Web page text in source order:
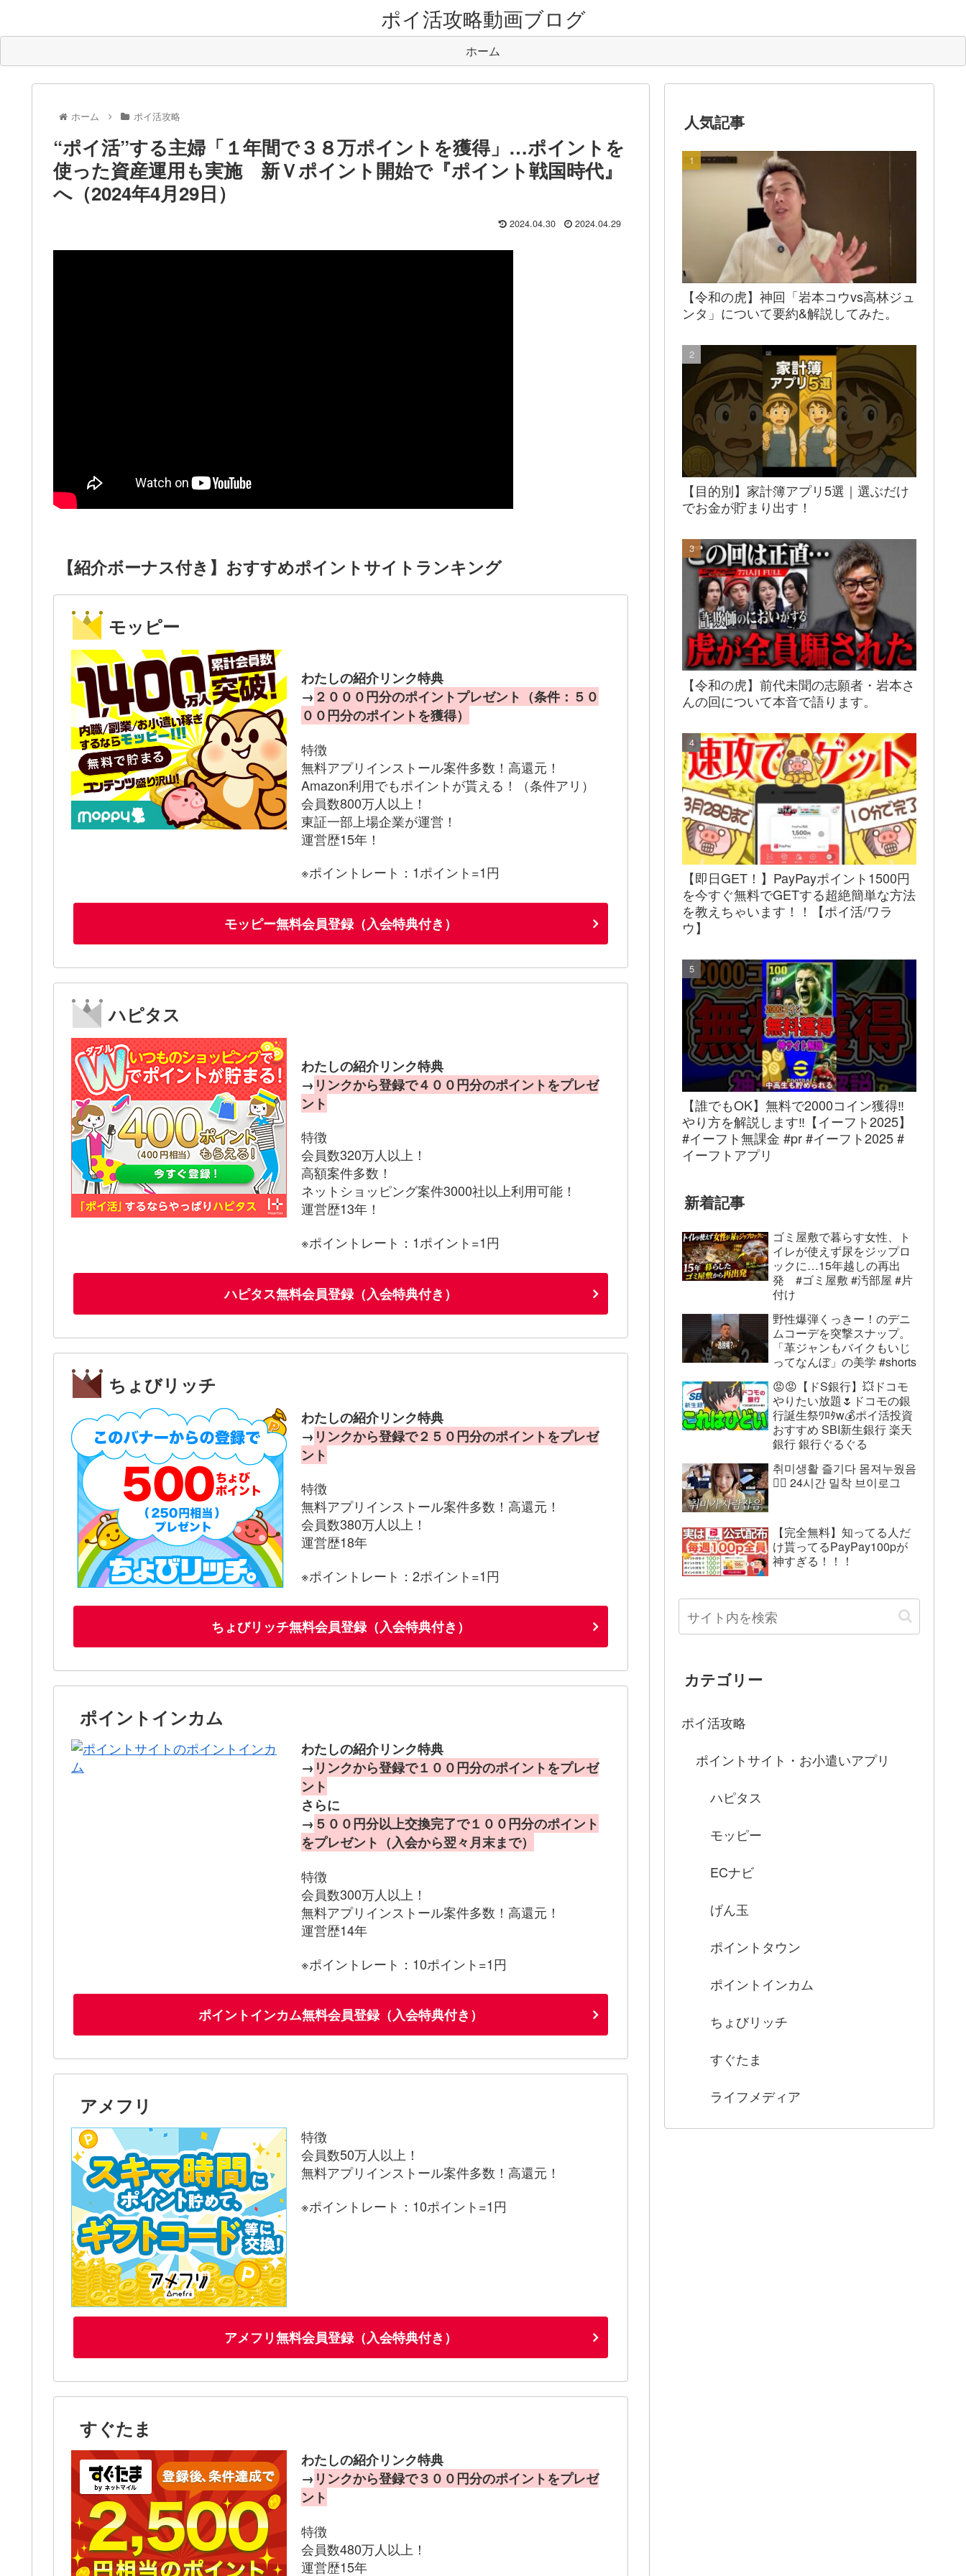
ポイ活攻略動画ブログ
ホーム
ホーム ポイ活攻略
“ポイ活”する主婦「１年間で３８万ポイントを獲得」…ポイントを
使った資産運用も実施 新Ｖポイント開始で『ポイント戦国時代』
へ（2024年4月29日）
2024.04.30 2024.04.29
【紹介ボーナス付き】おすすめポイントサイトランキング
モッピー
わたしの紹介リンク特典
→ ２０００円分のポイントプレゼント（条件：５０
００円分のポイントを獲得）
特徴
無料アプリインストール案件多数！高還元！
Amazon利用でもポイントが貰える！（条件アリ）
会員数800万人以上！
東証一部上場企業が運営！
運営歴15年！
※ポイントレート：1ポイント=1円
モッピー無料会員登録（入会特典付き）
ハピタス
わたしの紹介リンク特典
→ リンクから登録で４００円分のポイントをプレゼ
ント
特徴
会員数320万人以上！
高額案件多数！
ネットショッピング案件3000社以上利用可能！
運営歴13年！
※ポイントレート：1ポイント=1円
ハピタス無料会員登録（入会特典付き）
ちょびリッチ
わたしの紹介リンク特典
→ リンクから登録で２５０円分のポイントをプレゼ
ント
特徴
無料アプリインストール案件多数！高還元！
会員数380万人以上！
運営歴18年
※ポイントレート：2ポイント=1円
ちょびリッチ無料会員登録（入会特典付き）
ポイントインカム
わたしの紹介リンク特典
→ リンクから登録で１００円分のポイントをプレゼ
ント
さらに
→ ５００円分以上交換完了で１００円分のポイント
をプレゼント（入会から翌々月末まで）
特徴
会員数300万人以上！
無料アプリインストール案件多数！高還元！
運営歴14年
※ポイントレート：10ポイント=1円
ポイントインカム無料会員登録（入会特典付き）
アメフリ
特徴
会員数50万人以上！
無料アプリインストール案件多数！高還元！
※ポイントレート：10ポイント=1円
アメフリ無料会員登録（入会特典付き）
すぐたま
わたしの紹介リンク特典
→ リンクから登録で３００円分のポイントをプレゼ
ント
特徴
会員数480万人以上！
運営歴15年
人気記事
【令和の虎】神回「岩本コウvs高林ジュ
ンタ」について要約&解説してみた。
【目的別】家計簿アプリ5選｜選ぶだけ
でお金が貯まり出す！
【令和の虎】前代未聞の志願者・岩本さ
んの回について本音で語ります。
【即日GET！】PayPayポイント1500円
を今すぐ無料でGETする超絶簡単な方法
を教えちゃいます！！【ポイ活/ワラ
ウ】
【誰でもOK】無料で2000コイン獲得‼︎
やり方を解説します‼︎【イーフト2025】
#イーフト無課金 #pr #イーフト2025 #
イーフトアプリ
新着記事
ゴミ屋敷で暮らす女性、ト
イレが使えず尿をジップロ
ックに…15年越しの再出
発 #ゴミ屋敷 #汚部屋 #片
付け
野性爆弾くっきー！のデニ
ムコーデを突撃スナップ。
「革ジャンもバイクもいじ
ってなんぼ」の美学 #shorts
😡😡【ドS銀行】💥ドコモ
やりたい放題🌷ドコモの銀
行誕生祭ﾜﾛﾀw💰ポイ活投資
おすすめ SBI新生銀行 楽天
銀行 銀行ぐるぐる
취미생활 즐기다 몸져누웠음
😵‍💫 24시간 밀착 브이로그
【完全無料】知ってる人だ
け貰ってるPayPay100pが
神すぎる！！！
カテゴリー
ポイ活攻略
ポイントサイト・お小遣いアプリ
ハピタス
モッピー
ECナビ
げん玉
ポイントタウン
ポイントインカム
ちょびリッチ
すぐたま
ライフメディア